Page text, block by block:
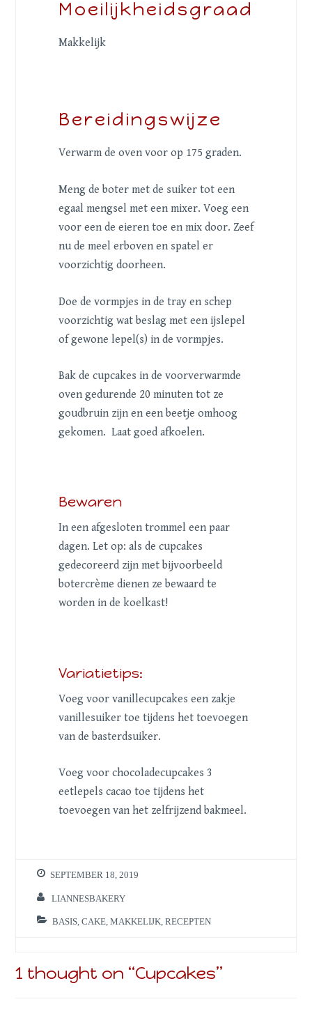
Moeilijkheidsgraad
Makkelijk
Bereidingswijze
Verwarm de oven voor op 175 graden.
Meng de boter met de suiker tot een
egaal mengsel met een mixer. Voeg een
voor een de eieren toe en mix door. Zeef
nu de meel erboven en spatel er
voorzichtig doorheen.
Doe de vormpjes in de tray en schep
voorzichtig wat beslag met een ijslepel
of gewone lepel(s) in de vormpjes.
Bak de cupcakes in de voorverwarmde
oven gedurende 20 minuten tot ze
goudbruin zijn en een beetje omhoog
gekomen. Laat goed afkoelen.
Bewaren
In een afgesloten trommel een paar
dagen. Let op: als de cupcakes
gedecoreerd zijn met bijvoorbeeld
botercrème dienen ze bewaard te
worden in de koelkast!
Variatietips:
Voeg voor vanillecupcakes een zakje
vanillesuiker toe tijdens het toevoegen
van de basterdsuiker.
Voeg voor chocoladecupcakes 3
eetlepels cacao toe tijdens het
toevoegen van het zelfrijzend bakmeel.
SEPTEMBER 18, 2019
LIANNESBAKERY
BASIS ,CAKE ,MAKKELIJK ,RECEPTEN
1 thought on “Cupcakes”